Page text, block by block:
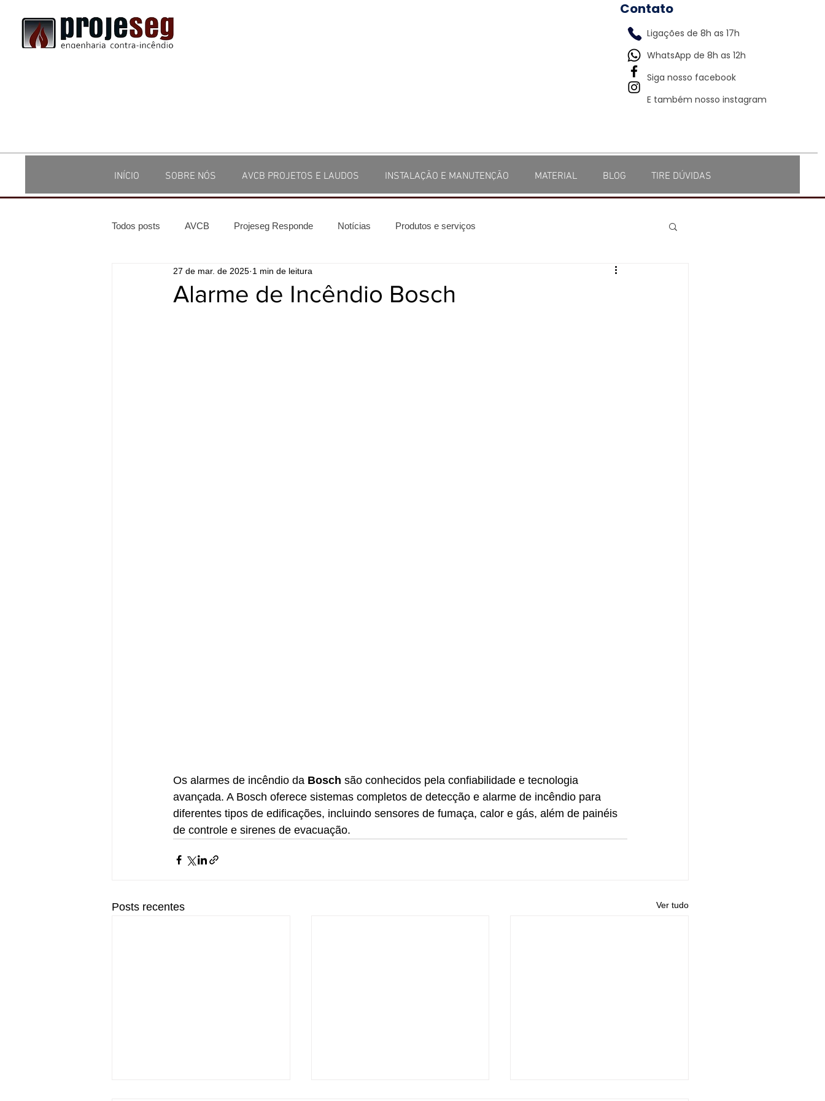
Contato
Ligações de 8h as 17h
WhatsApp de 8h as 12h
Siga nosso facebook
E também nosso instagram
INÍCIO SOBRE NÓS AVCB PROJETOS E LAUDOS INSTALAÇÃO E MANUTENÇÃO MATERIAL BLOG TIRE DÚVIDAS
Todos posts AVCB Projeseg Responde Notícias Produtos e serviços
Alarme de Incêndio Bosch
27 de mar. de 2025 1 min de leitura
Os alarmes de incêndio da Bosch são conhecidos pela confiabilidade e tecnologia
avançada. A Bosch oferece sistemas completos de detecção e alarme de incêndio para
diferentes tipos de edificações, incluindo sensores de fumaça, calor e gás, além de painéis
de controle e sirenes de evacuação.
Posts recentes Ver tudo